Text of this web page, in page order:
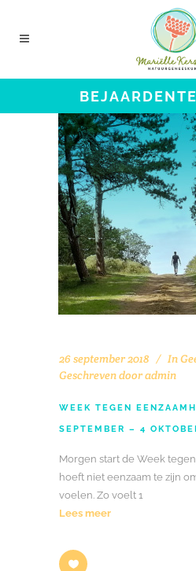
26 september 2018 In
Geschreven dooradmin
WEEK TEGEN
SEPTEMBER – 4
Morgen start de Week
hoeft niet eenzaam te zijn
voelen. Zo voelt 1
Lees meer